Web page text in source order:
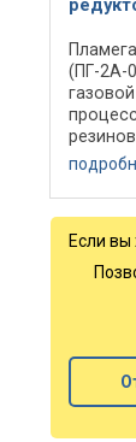
(ПГ-2А-
и
них
Если вы